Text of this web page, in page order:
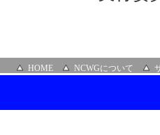
HOME NCWGについて